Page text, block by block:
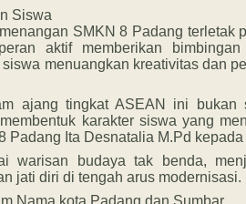
Siswa
SMKN 8 Padang
aktif memberikan
menuangkan kreativitas dan
ajang tingkat ASEAN ini
karakter siswa yang
Padang Ita Desnatalia M.Pd kepada
warisan budaya tak benda,
jati diri di tengah arus modernisasi.
Nama kota Padang dan Sumbar